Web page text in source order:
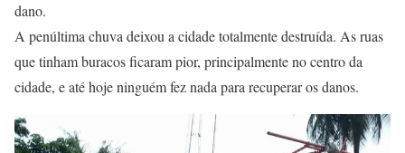
dano.
A penúltima chuva deixou a cidade totalmente destruída. As ruas
que tinham buracos ficaram pior, principalmente no centro da
cidade, e até hoje ninguém fez nada para recuperar os danos.